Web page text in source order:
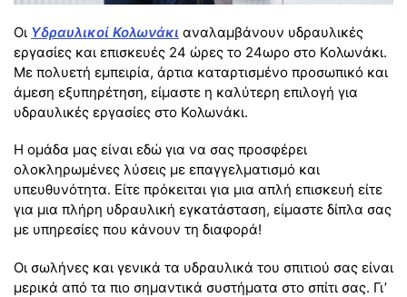
Οι Υδραυλικοί Κολωνάκι αναλαμβάνουν υδραυλικές
εργασίες και επισκευές 24 ώρες το 24ωρο στο Κολωνάκι.
Με πολυετή εμπειρία, άρτια καταρτισμένο προσωπικό και
άμεση εξυπηρέτηση, είμαστε η καλύτερη επιλογή για
υδραυλικές εργασίες στο Κολωνάκι.
Η ομάδα μας είναι εδώ για να σας προσφέρει
ολοκληρωμένες λύσεις με επαγγελματισμό και
υπευθυνότητα. Είτε πρόκειται για μια απλή επισκευή είτε
για μια πλήρη υδραυλική εγκατάσταση, είμαστε δίπλα σας
με υπηρεσίες που κάνουν τη διαφορά!
Οι σωλήνες και γενικά τα υδραυλικά του σπιτιού σας είναι
μερικά από τα πιο σημαντικά συστήματα στο σπίτι σας. Γι’